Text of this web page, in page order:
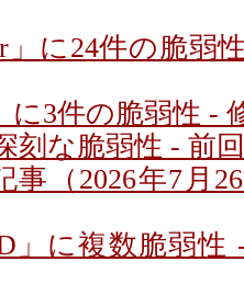
」に24件の脆
に3件の脆弱性 -
刻な脆弱性 - 前
（2026年7月
」に複数脆弱